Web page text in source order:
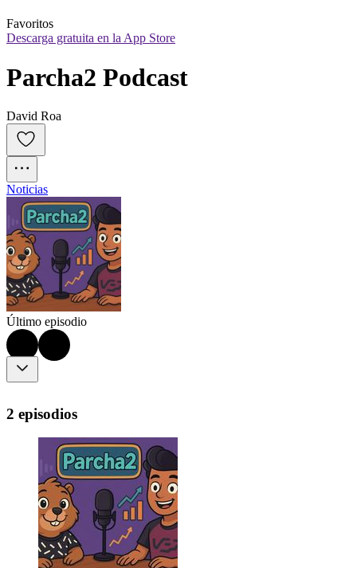
Favoritos
Descarga gratuita en la App Store
Parcha2 Podcast
David Roa
Noticias
Último episodio
2 episodios